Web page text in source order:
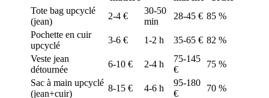
Tote bag upcyclé
(jean)
2-4 €
30-50
min
28-45 € 85 %
Pochette en cuir
upcyclé
3-6 € 1-2 h 35-65 € 82 %
Veste jean
détournée
6-10 € 2-4 h
75-145
€
75 %
Sac à main upcyclé
(jean+cuir)
8-15 € 4-6 h
95-180
€
70 %